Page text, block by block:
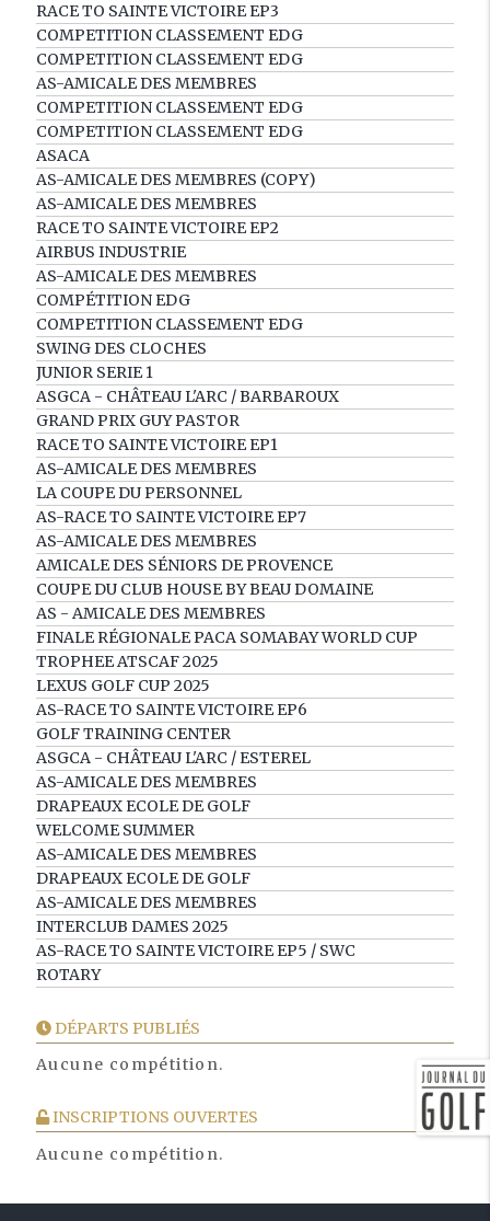
RACE TO SAINTE VICTOIRE EP3
COMPETITION CLASSEMENT EDG
COMPETITION CLASSEMENT EDG
AS-AMICALE DES MEMBRES
COMPETITION CLASSEMENT EDG
COMPETITION CLASSEMENT EDG
ASACA
AS-AMICALE DES MEMBRES (COPY)
AS-AMICALE DES MEMBRES
RACE TO SAINTE VICTOIRE EP2
AIRBUS INDUSTRIE
AS-AMICALE DES MEMBRES
COMPÉTITION EDG
COMPETITION CLASSEMENT EDG
SWING DES CLOCHES
JUNIOR SERIE 1
ASGCA - CHÂTEAU L'ARC / BARBAROUX
GRAND PRIX GUY PASTOR
RACE TO SAINTE VICTOIRE EP1
AS-AMICALE DES MEMBRES
LA COUPE DU PERSONNEL
AS-RACE TO SAINTE VICTOIRE EP7
AS-AMICALE DES MEMBRES
AMICALE DES SÉNIORS DE PROVENCE
COUPE DU CLUB HOUSE BY BEAU DOMAINE
AS - AMICALE DES MEMBRES
FINALE RÉGIONALE PACA SOMABAY WORLD CUP
TROPHEE ATSCAF 2025
LEXUS GOLF CUP 2025
AS-RACE TO SAINTE VICTOIRE EP6
GOLF TRAINING CENTER
ASGCA - CHÂTEAU L'ARC / ESTEREL
AS-AMICALE DES MEMBRES
DRAPEAUX ECOLE DE GOLF
WELCOME SUMMER
AS-AMICALE DES MEMBRES
DRAPEAUX ECOLE DE GOLF
AS-AMICALE DES MEMBRES
INTERCLUB DAMES 2025
AS-RACE TO SAINTE VICTOIRE EP5 / SWC
ROTARY
DÉPARTS PUBLIÉS
Aucune compétition.
INSCRIPTIONS OUVERTES
Aucune compétition.